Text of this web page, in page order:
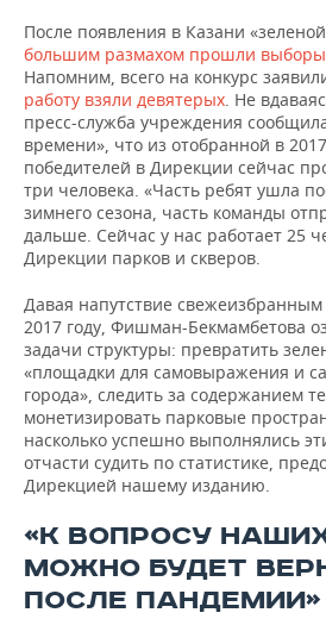
После появления в Казани
большим размахом прошли выборы
Напомним, всего на конкурс
работу взяли девятерых. Не
пресс-служба учреждения
времени», что из отобранной в
победителей в Дирекции сейчас
три человека. «Часть ребят ушла
зимнего сезона, часть команды
дальше. Сейчас у нас работает 25
Дирекции парков и скверов.
Давая напутствие
2017 году, Фишман-Бекмамбетова
задачи структуры: превратить
«площадки для самовыражения и
города», следить за содержанием
монетизировать парковые
насколько успешно выполнялись
отчасти судить по статистике,
Дирекцией нашему изданию.
«К ВОПРОСУ
МОЖНО БУДЕТ
ПОСЛЕ ПАНДЕМИИ»